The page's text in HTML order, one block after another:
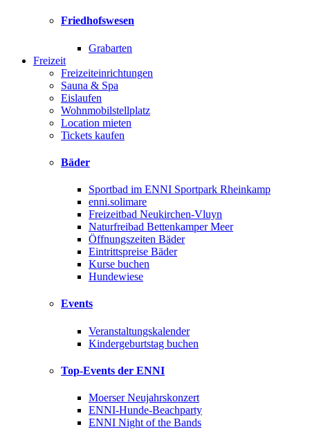
Friedhofswesen
Grabarten
Freizeit
Freizeiteinrichtungen
Sauna & Spa
Eislaufen
Wohnmobilstellplatz
Location mieten
Tickets kaufen
Bäder
Sportbad im ENNI Sportpark Rheinkamp
enni.solimare
Freizeitbad Neukirchen-Vluyn
Naturfreibad Bettenkamper Meer
Öffnungszeiten Bäder
Eintrittspreise Bäder
Kurse buchen
Hundewiese
Events
Veranstaltungskalender
Kindergeburtstag buchen
Top-Events der ENNI
Moerser Neujahrskonzert
ENNI-Hunde-Beachparty
ENNI Night of the Bands